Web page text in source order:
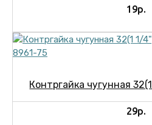
19р.
Контргайка чугунная
29р.